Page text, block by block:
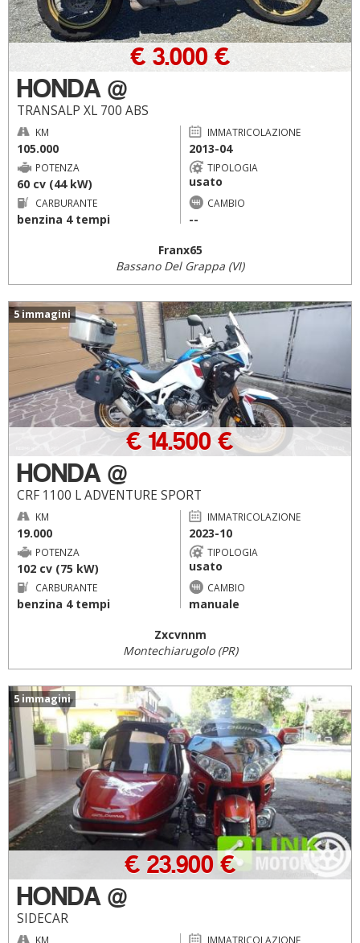
HONDA @
TRANSALP XL 700 ABS
€ 3.000 €
KM
105.000
IMMATRICOLAZIONE
2013-04
POTENZA
60 cv (44 kW)
TIPOLOGIA
usato
CARBURANTE
benzina 4 tempi
CAMBIO
--
Franx65
Bassano Del Grappa (VI)
5 immagini
HONDA @
CRF 1100 L ADVENTURE SPORT
€ 14.500 €
KM
19.000
IMMATRICOLAZIONE
2023-10
POTENZA
102 cv (75 kW)
TIPOLOGIA
usato
CARBURANTE
benzina 4 tempi
CAMBIO
manuale
Zxcvnnm
Montechiarugolo (PR)
5 immagini
HONDA @
SIDECAR
€ 23.900 €
KM IMMATRICOLAZIONE